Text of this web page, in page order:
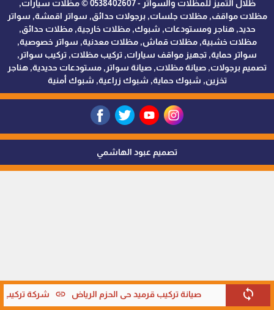
sync صيانة تركيب قرميد حي الحزم الرياض link شركة تركيب
ظلال التميز للمظلات والسواتر - 0538402607 © مظلات سيارات,
مظلات مواقف, مظلات جلسات, برجولات حدائق, سواتر اقمشة, سواتر
حديد, هناجر ومستودعات, شبوك, مظلات خارجية, مظلات حدائق,
مظلات خشبية, مظلات قماش, مظلات معدنية, سواتر خصوصية,
سواتر حماية, تجهيز مواقف سيارات, تركيب مظلات, تركيب سواتر,
تصميم برجولات, صيانة مظلات, صيانة سواتر, مستودعات حديدية, هناجر
تخزين, شبوك حماية, شبوك زراعية, شبوك أمنية
تصميم عبود الهاشمي